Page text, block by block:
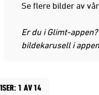
Se flere bilder av
Er du i Glimt-
bildekarusell i
1 AV 14